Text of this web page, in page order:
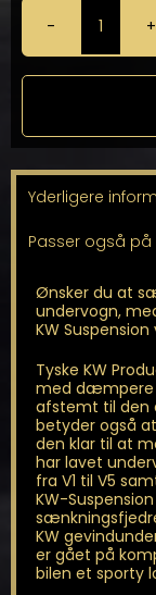
KW
-
Max
antal
Yderligere
Passer også på
Ønsker du at
undervogn,
KW Suspension
Tyske KW
med dæmpere
afstemt til den
betyder også
den klar til at
har lavet
fra V1 til V5
KW-
KW
er gået på
bilen et sporty